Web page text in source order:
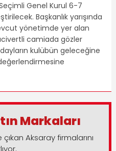
Genel Kurul 6-7
Başkanlık yarışında
yönetimde yer alan
camiada gözler
kulübün geleceğine
Markaları
Aksaray firmalarını